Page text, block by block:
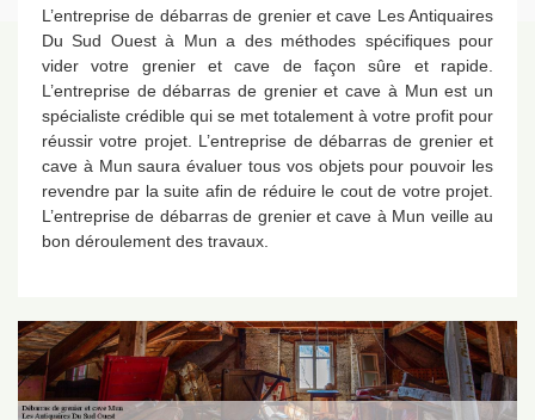
L’entreprise de débarras de grenier et cave Les Antiquaires
Du Sud Ouest à Mun a des méthodes spécifiques pour
vider votre grenier et cave de façon sûre et rapide.
L’entreprise de débarras de grenier et cave à Mun est un
spécialiste crédible qui se met totalement à votre profit pour
réussir votre projet. L’entreprise de débarras de grenier et
cave à Mun saura évaluer tous vos objets pour pouvoir les
revendre par la suite afin de réduire le cout de votre projet.
L’entreprise de débarras de grenier et cave à Mun veille au
bon déroulement des travaux.